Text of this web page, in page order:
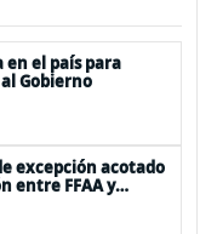
en el país para
Gobierno
excepción acotado
entre FFAA y
pertinente